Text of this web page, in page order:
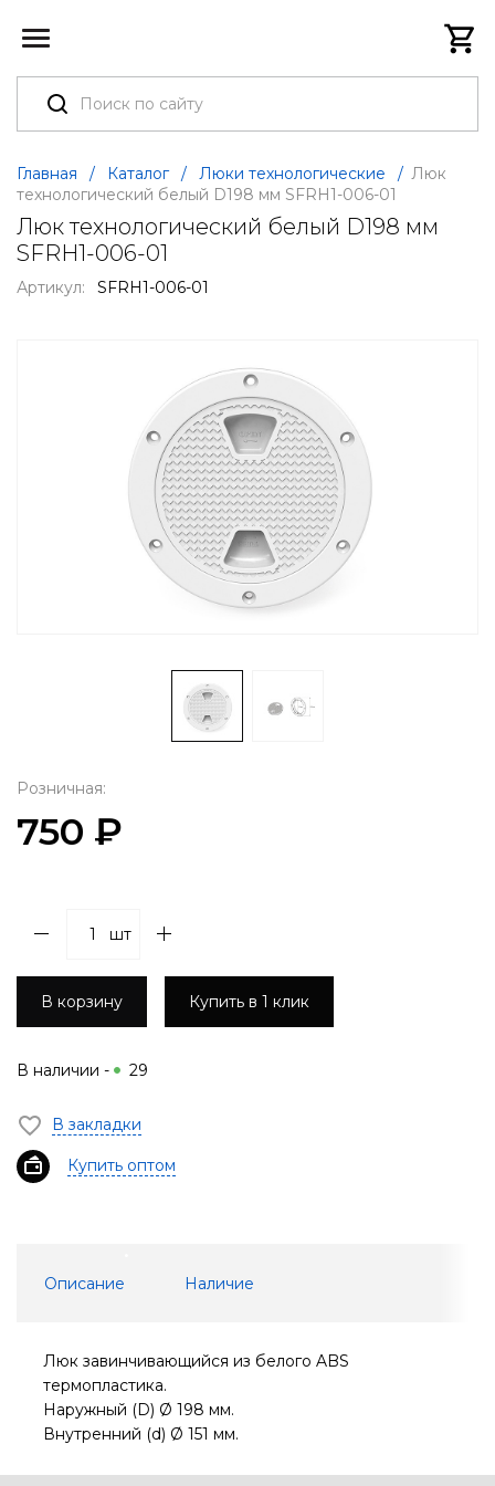
Главная / Каталог / Люки технологические / Люк
технологический белый D198 мм SFRH1-006-01
Люк технологический белый D198 мм
SFRH1-006-01
Артикул: SFRH1-006-01
Розничная:
750 ₽
шт
В корзину Купить в 1 клик
В наличии - 29
В закладки
Купить оптом
Описание Наличие
Люк завинчивающийся из белого ABS
термопластика.
Наружный (D) Ø 198 мм.
Внутренний (d) Ø 151 мм.